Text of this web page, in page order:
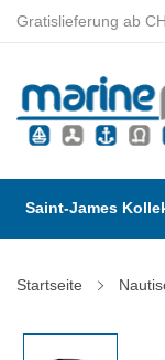
Gratislieferung ab
Saint-James
Startseite